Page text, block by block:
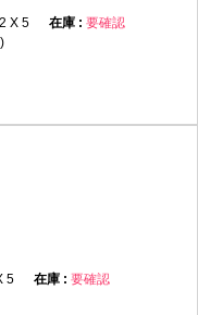
2 X 5
要確認
5
要確認